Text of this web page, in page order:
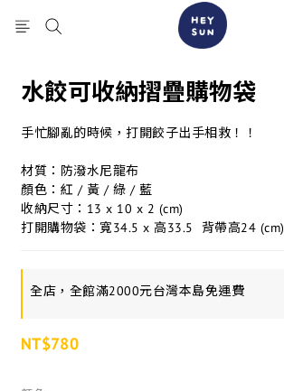
水餃可收納摺疊購物袋
手忙腳亂的時候，打開餃子出手相救！！
材質：防潑水尼龍布
顏色：紅 / 黃 / 綠 / 藍
收納尺寸：13 x 10 x 2 (cm)
打開購物袋：寬34.5 x 高33.5  背帶高24 (cm)
全店，全館滿2000元台灣本島免運費
NT$780